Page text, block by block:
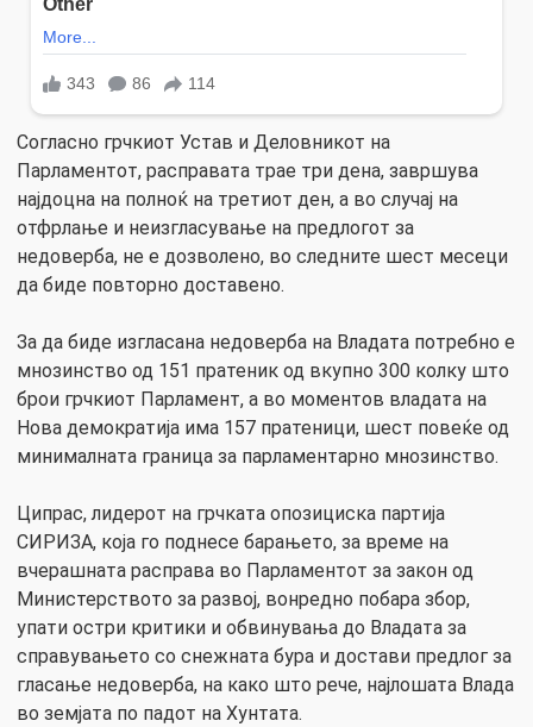
Согласно грчкиот Устав и Деловникот на
Парламентот, расправата трае три дена, завршува
најдоцна на полноќ на третиот ден, а во случај на
отфрлање и неизгласување на предлогот за
недоверба, не е дозволено, во следните шест месеци
да биде повторно доставено.
За да биде изгласана недоверба на Владата потребно е
мнозинство од 151 пратеник од вкупно 300 колку што
брои грчкиот Парламент, а во моментов владата на
Нова демократија има 157 пратеници, шест повеќе од
минималната граница за парламентарно мнозинство.
Ципрас, лидерот на грчката опозициска партија
СИРИЗА, која го поднесе барањето, за време на
вчерашната расправа во Парламентот за закон од
Министерството за развој, вонредно побара збор,
упати остри критики и обвинувања до Владата за
справувањето со снежната бура и достави предлог за
гласање недоверба, на како што рече, најлошата Влада
во земјата по падот на Хунтата.